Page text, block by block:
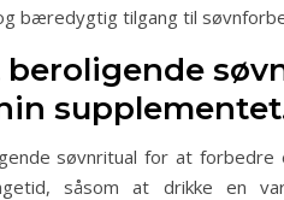
bæredygtig tilgang til
beroligende
søvnritual for at
såsom at drikke en